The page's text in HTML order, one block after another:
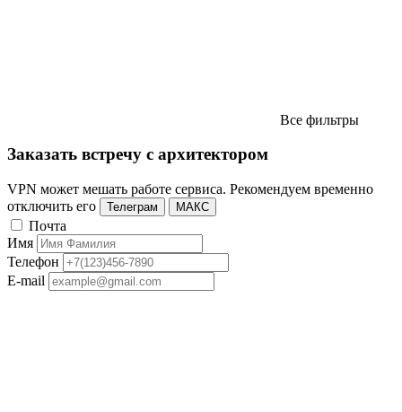
Все фильтры
Заказать встречу с архитектором
VPN может мешать работе сервиса. Рекомендуем временно
отключить его
Телеграм МАКС
Почта
Имя
Телефон
E-mail